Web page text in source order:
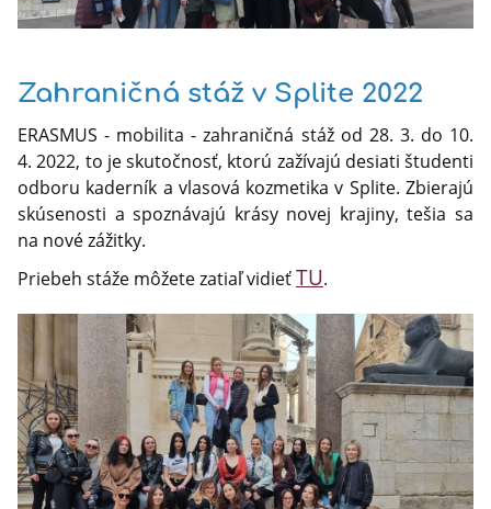
Zahraničná stáž v Splite 2022
ERASMUS - mobilita - zahraničná stáž od 28. 3. do 10.
4. 2022, to je skutočnosť, ktorú zažívajú desiati študenti
odboru kaderník a vlasová kozmetika v Splite. Zbierajú
skúsenosti a spoznávajú krásy novej krajiny, tešia sa
na nové zážitky.
Priebeh stáže môžete zatiaľ vidieťTU.